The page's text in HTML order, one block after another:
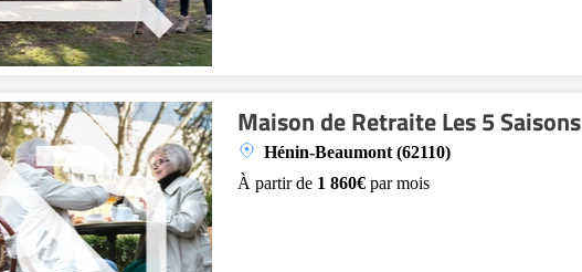
Maison de Retraite Les 5 Saisons
Hénin-Beaumont (62110)
À partir de 1 860€par mois